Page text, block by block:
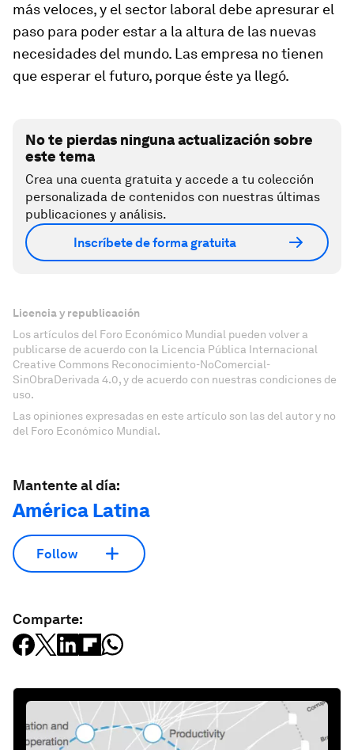
más veloces, y el sector laboral debe apresurar el
paso para poder estar a la altura de las nuevas
necesidades del mundo. Las empresa no tienen
que esperar el futuro, porque éste ya llegó.
No te pierdas ninguna actualización sobre
este tema
Crea una cuenta gratuita y accede a tu colección
personalizada de contenidos con nuestras últimas
publicaciones y análisis.
Inscríbete de forma gratuita
Licencia y republicación
Los artículos del Foro Económico Mundial pueden volver a
publicarse de acuerdo con la Licencia Pública Internacional
Creative Commons Reconocimiento-NoComercial-
SinObraDerivada 4.0, y de acuerdo con nuestras condiciones de
uso.
Las opiniones expresadas en este artículo son las del autor y no
del Foro Económico Mundial.
Mantente al día:
América Latina
Follow
Comparte: